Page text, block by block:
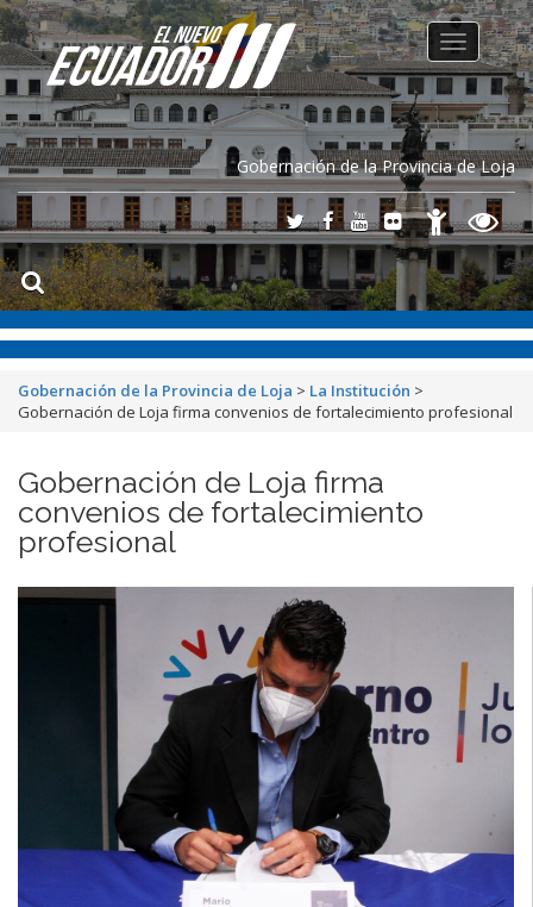
Gobernación de la Provincia de Loja
Toggle
navigation
Gobernación de la Provincia de Loja > La Institución >
Gobernación de Loja firma convenios de fortalecimiento profesional
Gobernación de Loja firma
convenios de fortalecimiento
profesional